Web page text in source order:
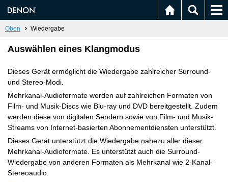
Oben Wiedergabe
Auswählen eines Klangmodus
Dieses Gerät ermöglicht die Wiedergabe zahlreicher Surround-
und Stereo-Modi.
Mehrkanal-Audioformate werden auf zahlreichen Formaten von
Film- und Musik-Discs wie Blu-ray und DVD bereitgestellt. Zudem
werden diese von digitalen Sendern sowie von Film- und Musik-
Streams von Internet-basierten Abonnementdiensten unterstützt.
Dieses Gerät unterstützt die Wiedergabe nahezu aller dieser
Mehrkanal-Audioformate. Es unterstützt auch die Surround-
Wiedergabe von anderen Formaten als Mehrkanal wie 2-Kanal-
Stereoaudio.